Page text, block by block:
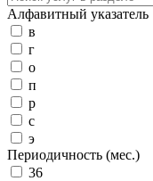
Алфавитный указатель
в
г
о
п
р
с
э
Периодичность (мес.)
36